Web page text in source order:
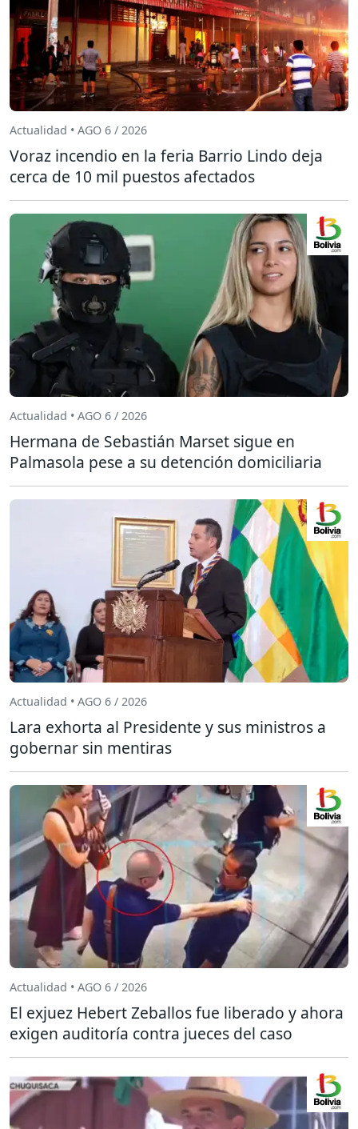
Actualidad • AGO 6 / 2026
Voraz incendio en la feria Barrio Lindo deja
cerca de 10 mil puestos afectados
Actualidad • AGO 6 / 2026
Hermana de Sebastián Marset sigue en
Palmasola pese a su detención domiciliaria
Actualidad • AGO 6 / 2026
Lara exhorta al Presidente y sus ministros a
gobernar sin mentiras
Actualidad • AGO 6 / 2026
El exjuez Hebert Zeballos fue liberado y ahora
exigen auditoría contra jueces del caso